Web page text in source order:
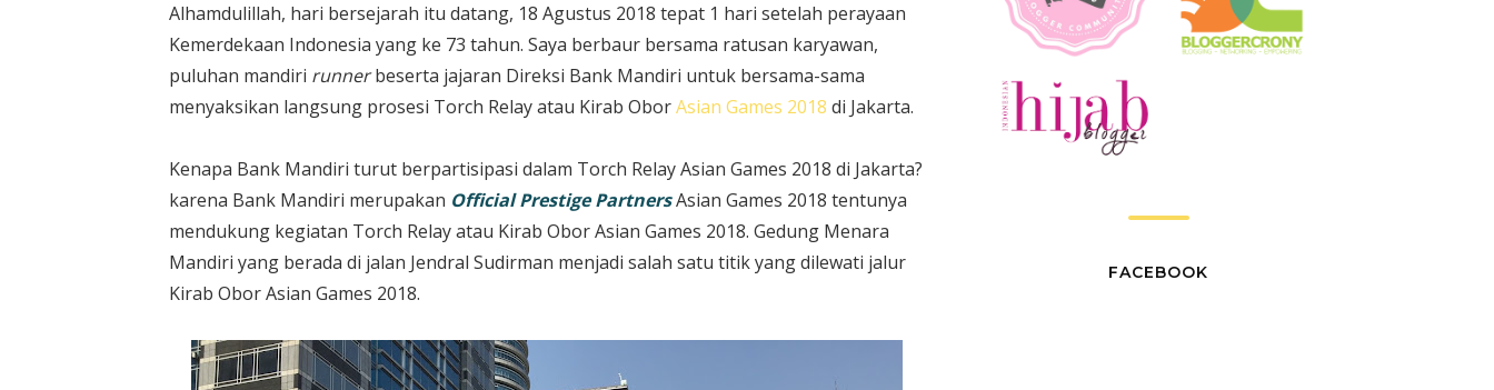
Alhamdulillah, hari bersejarah itu datang, 18 Agustus 2018 tepat 1 hari setelah perayaan
Kemerdekaan Indonesia yang ke 73 tahun. Saya berbaur bersama ratusan karyawan,
puluhan mandiri runnerbeserta jajaran Direksi Bank Mandiri untuk bersama-sama
menyaksikan langsung prosesi Torch Relay atau Kirab OborAsian Games 2018 di Jakarta.
Kenapa Bank Mandiri turut berpartisipasi dalam Torch Relay Asian Games 2018 di Jakarta?
karena Bank Mandiri merupakan Official Prestige PartnersAsian Games 2018 tentunya
mendukung kegiatan Torch Relay atau Kirab Obor Asian Games 2018. Gedung Menara
Mandiri yang berada di jalan Jendral Sudirman menjadi salah satu titik yang dilewati jalur
Kirab Obor Asian Games 2018.
FACEBOOK